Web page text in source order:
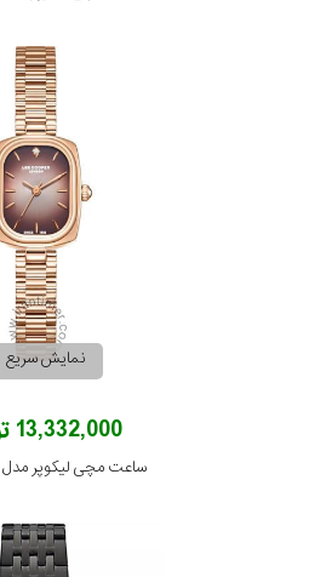
نمایش سریع
13,332,000 تومان
ساعت مچی لیکوپر مدل LC08347.440